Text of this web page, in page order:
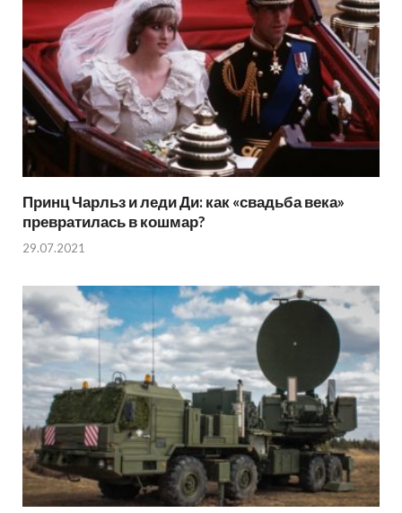
Принц Чарльз и леди Ди: как «свадьба века»
превратилась в кошмар?
29.07.2021